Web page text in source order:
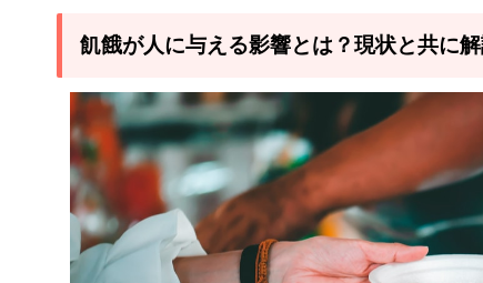
が人
える
影響
と
は？
現状
と共
に解
飢餓が人に与える影響とは？現状と共に